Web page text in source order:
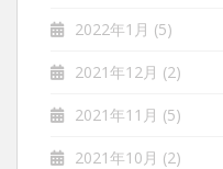
2022年1月 (5)
2021年12月 (2)
2021年11月 (5)
2021年10月 (2)